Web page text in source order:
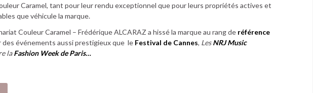
Caramel, tant pour leur rendu exceptionnel que pour leurs propriétés actives et
que véhicule la marque.
Couleur Caramel – Frédérique ALCARAZ a hissé la marque au rang deréférence
des événements aussi prestigieux que leFestival de Cannes, LesNRJ Music
laFashion Week de Paris…